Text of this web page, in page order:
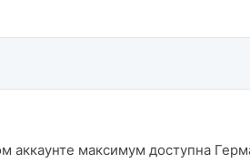
аккаунте максимум доступна